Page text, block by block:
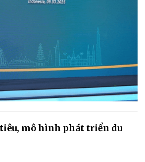
mô hình phát triển du